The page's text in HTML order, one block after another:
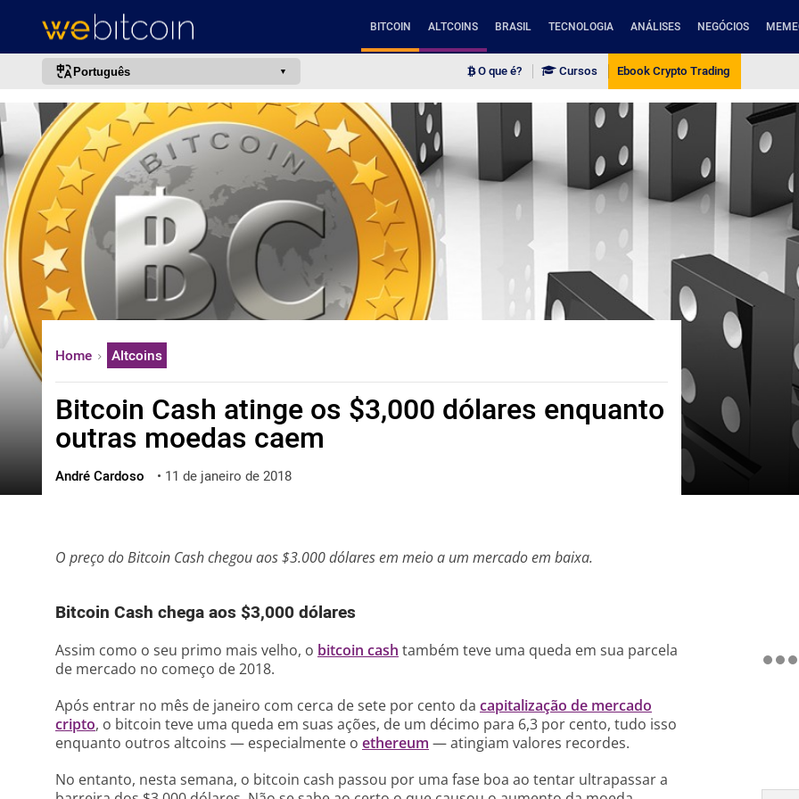
BITCOIN ALTCOINS BRASIL TECNOLOGIA ANÁLISES NEGÓCIOS
Português
português (BR)
english
español
français
italiano
deutsch
日本語
中文
한국어
العربية
ไทย
ქართული
O que é? Cursos Ebook Crypto Trading
Home Altcoins
Bitcoin Cash atinge os $3,000 dólares enquanto
outras moedas caem
André Cardoso • 11 de janeiro de 2018
O preço do Bitcoin Cash chegou aos $3.000 dólares em meio a um mercado em baixa.
Bitcoin Cash chega aos $3,000 dólares
Assim como o seu primo mais velho, o bitcoin cash também teve uma queda em sua parcela
de mercado no começo de 2018.
Após entrar no mês de janeiro com cerca de sete por cento da capitalização de mercado
cripto, o bitcoin teve uma queda em suas ações, de um décimo para 6,3 por cento, tudo isso
enquanto outros altcoins — especialmente o ethereum — atingiam valores recordes.
No entanto, nesta semana, o bitcoin cash passou por uma fase boa ao tentar ultrapassar a